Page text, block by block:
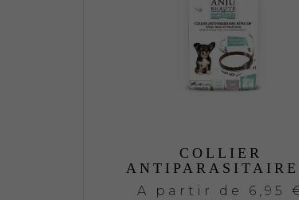
COLLIER
A partir de 6,95